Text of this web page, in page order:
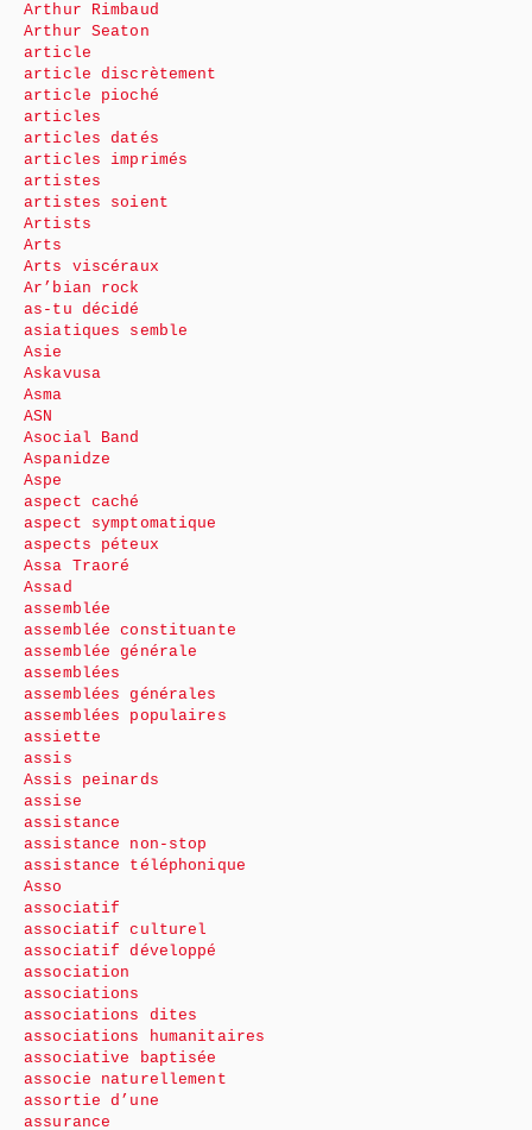
Arthur Rimbaud
Arthur Seaton
article
article discrètement
article pioché
articles
articles datés
articles imprimés
artistes
artistes soient
Artists
Arts
Arts viscéraux
Ar’bian rock
as-tu décidé
asiatiques semble
Asie
Askavusa
Asma
ASN
Asocial Band
Aspanidze
Aspe
aspect caché
aspect symptomatique
aspects péteux
Assa Traoré
Assad
assemblée
assemblée constituante
assemblée générale
assemblées
assemblées générales
assemblées populaires
assiette
assis
Assis peinards
assise
assistance
assistance non-stop
assistance téléphonique
Asso
associatif
associatif culturel
associatif développé
association
associations
associations dites
associations humanitaires
associative baptisée
associe naturellement
assortie d’une
assurance